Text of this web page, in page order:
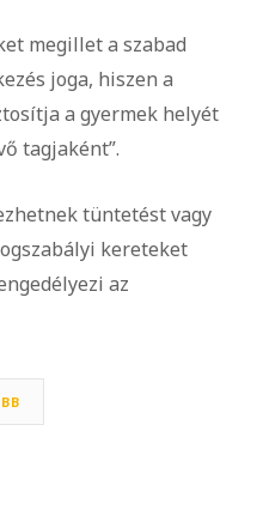
megillet a szabad
joga, hiszen a
a gyermek helyét
tagjaként”.
tüntetést vagy
kereteket
az